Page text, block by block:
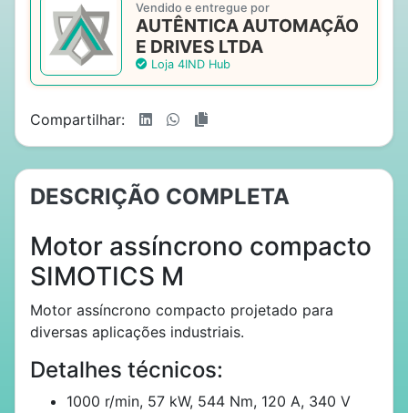
Vendido e entregue por
AUTÊNTICA AUTOMAÇÃO
E DRIVES LTDA
Loja 4IND Hub
Compartilhar:
DESCRIÇÃO COMPLETA
Motor assíncrono compacto
SIMOTICS M
Motor assíncrono compacto projetado para
diversas aplicações industriais.
Detalhes técnicos:
1000 r/min, 57 kW, 544 Nm, 120 A, 340 V